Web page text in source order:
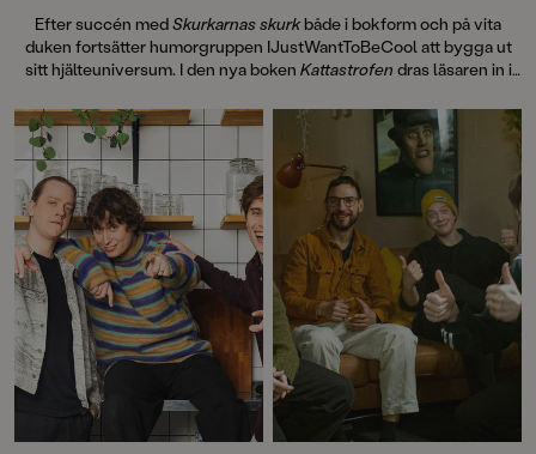
Efter succén medSkurkarnas skurkbåde i bokform och på vita
duken fortsätter humorgruppen IJustWantToBeCool att bygga ut
sitt hjälteuniversum. I den nya boken Kattastrofen dras läsaren in i
riskerar att utlösa den ultimata katastrofen: miljarder katter på väg
mot Hjälteskolan.